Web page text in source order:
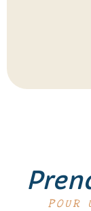
POUR